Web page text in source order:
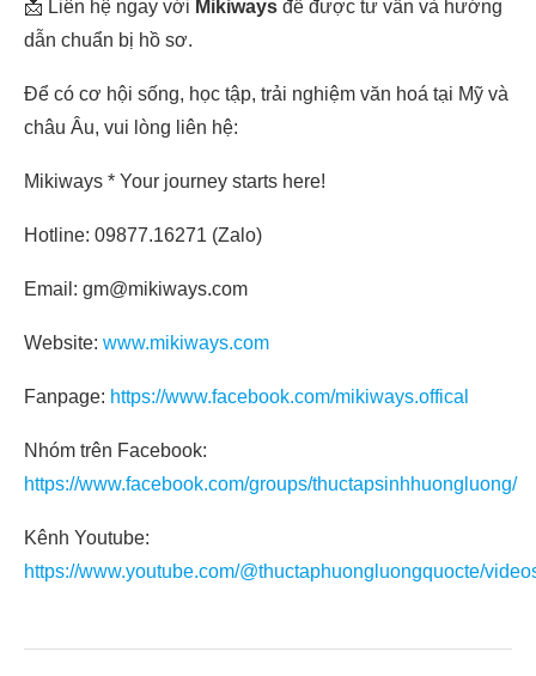
📩 Liên hệ ngay với Mikiways để được tư vấn và hướng
dẫn chuẩn bị hồ sơ.
Để có cơ hội sống, học tập, trải nghiệm văn hoá tại Mỹ và
châu Âu, vui lòng liên hệ:
Mikiways * Your journey starts here!
Hotline: 09877.16271 (Zalo)
Email: gm@mikiways.com
Website: www.mikiways.com
Fanpage: https://www.facebook.com/mikiways.offical
Nhóm trên Facebook:
https://www.facebook.com/groups/thuctapsinhhuongluong/
Kênh Youtube:
https://www.youtube.com/@thuctaphuongluongquocte/